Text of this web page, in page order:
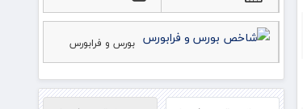
بورس و فرابورس